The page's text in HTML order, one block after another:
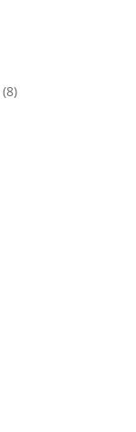
(8)